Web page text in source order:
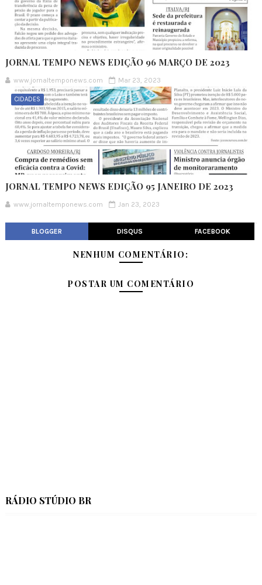
JORNAL TEMPO NEWS EDIÇÃO 96 MARÇO DE 2023
www.jornaltemponews.com Mar 23, 2023
CIDADES
JORNAL TEMPO NEWS EDIÇÃO 95 JANEIRO DE 2023
www.jornaltemponews.com Jan 23, 2023
BLOGGER DISQUS FACEBOOK
NENHUM COMENTÁRIO:
POSTAR UM COMENTÁRIO
RÁDIO STÚDIO BR